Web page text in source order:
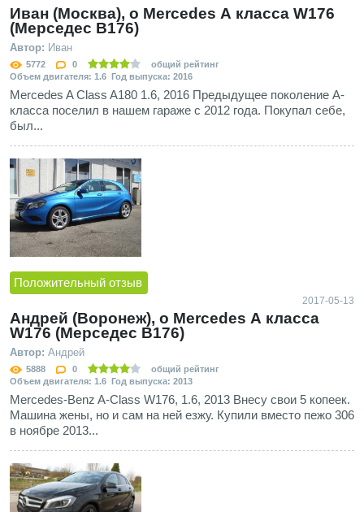
Иван (Москва), о Mercedes А класса W176
(Мерседес В176)
Автор: Иван
5772 0
общий рейтинг
Объем двигателя: 1.6 Год выпуска: 2016
Mercedes A Class A180 1.6, 2016 Предыдущее поколение А-
класса поселил в нашем гараже с 2012 года. Покупал себе,
был...
Положительный отзыв
2017-05-13
Андрей (Воронеж), о Mercedes А класса
W176 (Мерседес В176)
Автор: Андрей
5888 0
общий рейтинг
Объем двигателя: 1.6 Год выпуска: 2013
Mercedes-Benz A-Class W176, 1.6, 2013 Внесу свои 5 копеек.
Машина жены, но и сам на ней езжу. Купили вместо пежо 306
в ноябре 2013...